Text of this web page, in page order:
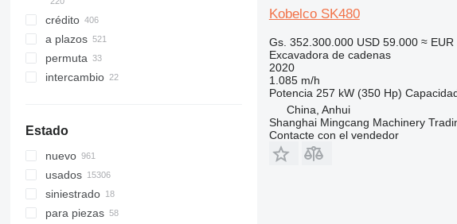
374
375
390
395
C-series
GC
M-series
PC
V-series
crédito
a plazos
permuta
intercambio
Estado
nuevo
usados
siniestrado
para piezas
Kobelco SK480
Gs. 352.300.000 USD 59.000 ≈ EUR
Excavadora de cadenas
2020
1.085 m/h
Potencia 257 kW (350 Hp)
China, Anhui
Shanghai Mingcang Machinery
Contacte con el vendedor